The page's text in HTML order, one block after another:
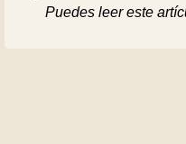
Puedes leer este